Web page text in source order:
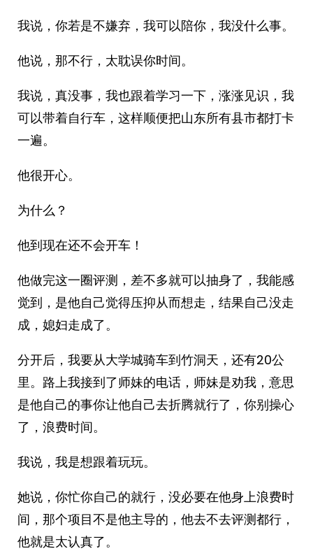
我说，你若是不嫌弃，我可以陪你，我没什么事。
他说，那不行，太耽误你时间。
我说，真没事，我也跟着学习一下，涨涨见识，我
可以带着自行车，这样顺便把山东所有县市都打卡
一遍。
他很开心。
为什么？
他到现在还不会开车！
他做完这一圈评测，差不多就可以抽身了，我能感
觉到，是他自己觉得压抑从而想走，结果自己没走
成，媳妇走成了。
分开后，我要从大学城骑车到竹洞天，还有20公
里。路上我接到了师妹的电话，师妹是劝我，意思
是他自己的事你让他自己去折腾就行了，你别操心
了，浪费时间。
我说，我是想跟着玩玩。
她说，你忙你自己的就行，没必要在他身上浪费时
间，那个项目不是他主导的，他去不去评测都行，
他就是太认真了。